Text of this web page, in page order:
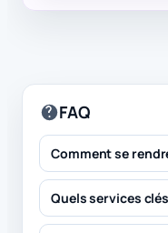
FAQ
Comment se
Quels services